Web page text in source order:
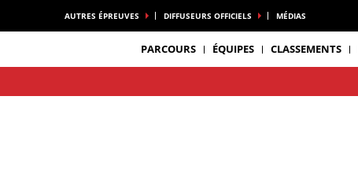
AUTRES ÉPREUVES DIFFUSEURS OFFICIELS MÉDIAS
PARCOURS ÉQUIPES CLASSEMENTS